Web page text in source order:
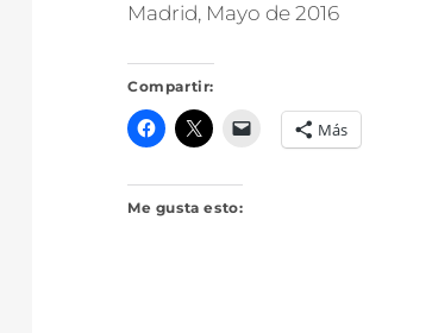
Madrid, Mayo de 2016
Compartir:
Más
Me gusta esto: